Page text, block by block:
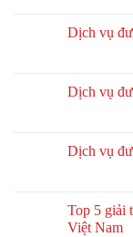
Dịch vụ
Dịch vụ
Dịch vụ
Top 5 giải
Việt Nam